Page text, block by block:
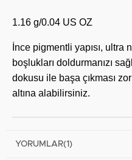
1.16 g/0.04 US OZ
İnce pigmentli yapısı,
boşlukları doldurmanızı
dokusu ile başa çıkması
altına alabilirsiniz.
YORUMLAR(1)